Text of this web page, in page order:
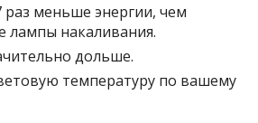
меньше энергии, чем
лампы накаливания.
дольше.
температуру по вашему